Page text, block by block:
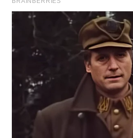
DESA
WISATA
LAPAK